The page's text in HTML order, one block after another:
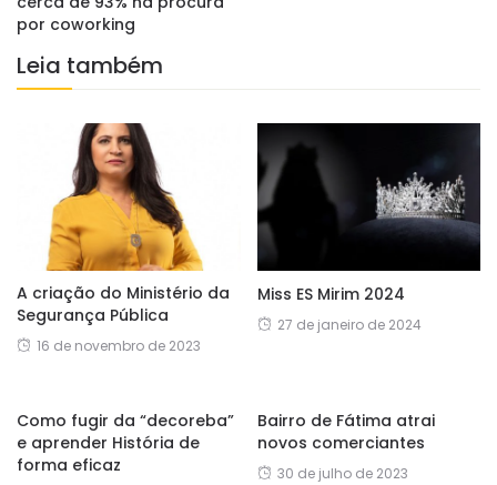
por coworking
Leia também
A criação do Ministério da
Segurança Pública
16 de novembro de 2023
Miss ES Mirim 2024
27 de janeiro de 2024
Como fugir da “decoreba”
e aprender História de
forma eficaz
Bairro de Fátima atrai
novos comerciantes
30 de julho de 2023